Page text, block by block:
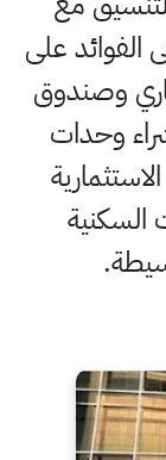
الفوائد على
وصندوق
وحدات
السكنية